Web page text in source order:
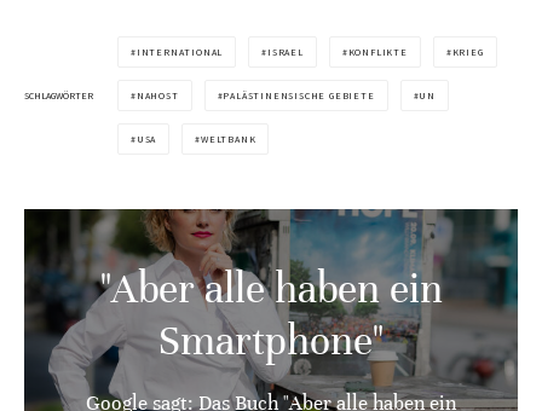
SCHLAGWÖRTER
INTERNATIONAL ISRAEL KONFLIKTE KRIEG
NAHOST PALÄSTINENSISCHE GEBIETE UN
USA WELTBANK
"Aber alle haben ein
Smartphone"
Google sagt: Das Buch "Aber alle haben ein